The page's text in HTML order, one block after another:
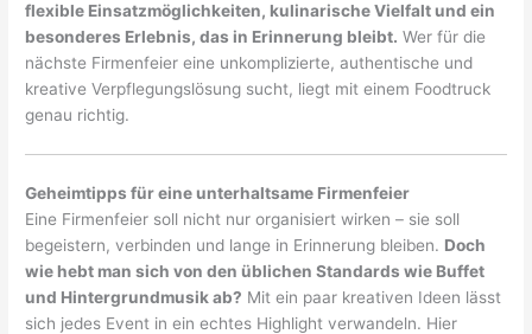
flexible Einsatzmöglichkeiten, kulinarische Vielfalt und ein
besonderes Erlebnis, das in Erinnerung bleibt. Wer für die
nächste Firmenfeier eine unkomplizierte, authentische und
kreative Verpflegungslösung sucht, liegt mit einem Foodtruck
genau richtig.
Geheimtipps für eine unterhaltsame Firmenfeier
Eine Firmenfeier soll nicht nur organisiert wirken – sie soll
begeistern, verbinden und lange in Erinnerung bleiben. Doch
wie hebt man sich von den üblichen Standards wie Buffet
und Hintergrundmusik ab? Mit ein paar kreativen Ideen lässt
sich jedes Event in ein echtes Highlight verwandeln. Hier